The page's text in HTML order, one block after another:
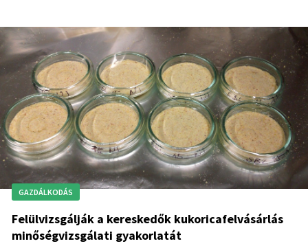
GAZDÁLKODÁS
Felülvizsgálják a kereskedők kukoricafelvásárlás
minőségvizsgálati gyakorlatát